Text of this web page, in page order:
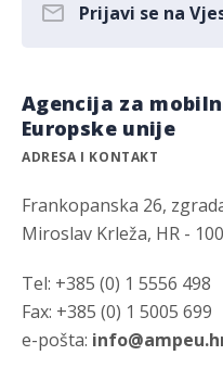
Prijavi se na
Agencija za
Europske unije
ADRESA I KONTAKT
Frankopanska 26,
Miroslav Krleža, HR -
Tel: +385 (0) 1 5556 498
Fax: +385 (0) 1 5005 699
e-pošta: